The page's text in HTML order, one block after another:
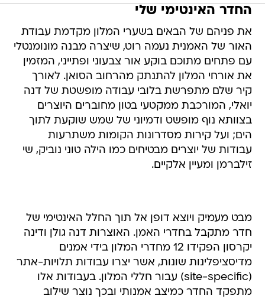
החדר האינטימי שלי
את פניהם של הבאים בשערי המלון מקדמת עבודת
האור של האמנית נעמה רוט, שיצרה מבנה מונומנטלי
עם פתחים מתוכם בוקע אור צבעוני ופתייני, המזמין
את אורחי המלון להתנתק מהרחוב הסואן. לאורך
קיר שלם מתפרשת בלובי עבודה מופשטת של דנה
יואלי, המורכבת ממקטעי בטון מחוברים היוצרים
בצוותא נוף מופשט ודמיוני של שמש שוקעת לתוך
הים; ועל קירות מסדרונות הקומות משתרעות
עבודות של יוצרים מבטיחים כמו הילה טוני נוביק, שי
זילברמן ומעיין אלקיים.
מבט מעמיק ויוצא דופן אל תוך החלל האינטימי של
חדר מתקבל בחדרי האמן. האוצרות דנה גולן ודינה
יקרסון הפקידו 12 מחדרי המלון בידי אמנים
מדיסציפלינות שונות, אשר יצרו עבודות תלויות-אתר
(site-specific) עבור חללי המלון. בעבודות אלו
מתפקד החדר כמיצב אמנותי ובכך נוצר שילוב